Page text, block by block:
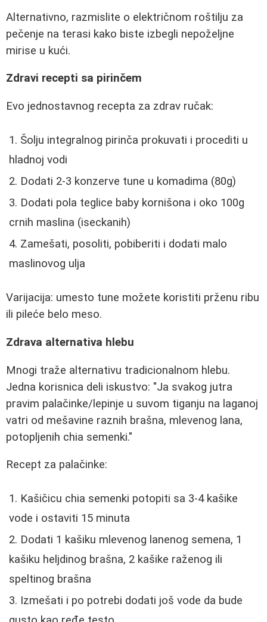
Alternativno, razmislite o električnom roštilju za
pečenje na terasi kako biste izbegli nepoželjne
mirise u kući.
Zdravi recepti sa pirinčem
Evo jednostavnog recepta za zdrav ručak:
Šolju integralnog pirinča prokuvati i procediti u
hladnoj vodi
Dodati 2-3 konzerve tune u komadima (80g)
Dodati pola teglice baby kornišona i oko 100g
crnih maslina (iseckanih)
Zamešati, posoliti, pobiberiti i dodati malo
maslinovog ulja
Varijacija: umesto tune možete koristiti prženu ribu
ili pileće belo meso.
Zdrava alternativa hlebu
Mnogi traže alternativu tradicionalnom hlebu.
Jedna korisnica deli iskustvo: "Ja svakog jutra
pravim palačinke/lepinje u suvom tiganju na laganoj
vatri od mešavine raznih brašna, mlevenog lana,
potopljenih chia semenki."
Recept za palačinke:
Kašičicu chia semenki potopiti sa 3-4 kašike
vode i ostaviti 15 minuta
Dodati 1 kašiku mlevenog lanenog semena, 1
kašiku heljdinog brašna, 2 kašike raženog ili
speltinog brašna
Izmešati i po potrebi dodati još vode da bude